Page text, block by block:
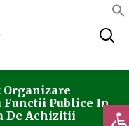
Organizare
Functii Publice In
De Achizitii